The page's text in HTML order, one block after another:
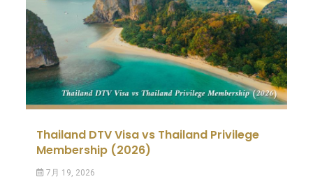
Thailand DTV Visa vs Thailand Privilege
Membership (2026)
7月 19, 2026